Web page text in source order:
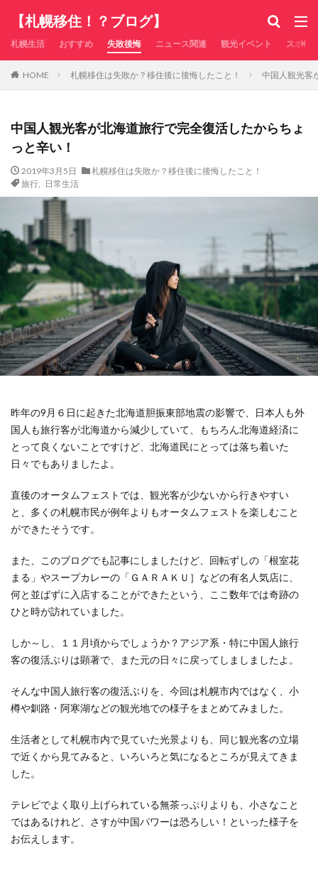
【札幌移住！？ブログ】
札幌生活 おすすめ 失敗後悔 ニュース関連 観光イベント スポー
HOME 札幌移住は失敗か？移住後に後悔したこと！ 中国人観光客
中国人観光客が北海道旅行で完全復活したからちょ
っと辛い！
2019年3月5日
札幌移住は失敗か？移住後に後悔したこと！
旅行, 日常生活
昨年の9月６日に起きた北海道胆振東部地震の影響で、日本人も外
国人も旅行客が北海道から減少していて、もちろん北海道経済に
とって良くないことですけど、北海道民にとっては落ち着いた
日々でもありましたよ。
直後のオータムフェストでは、観光客が少ないから行きやすい
と、多くの札幌市民が例年よりもオータムフェストを楽しむこと
ができたそうです。
また、このブログでも記事にしましたけど、回転ずしの「根室花
まる」やスープカレーの「ＧＡＲＡＫＵ］などの有名人気店に、
何と並ばずに入店することができたという、ここ数年では奇跡の
ひと時が訪れていました。
しか～し、１１月頃からでしょうか？アジア系・特に中国人旅行
客の復活ぶりは顕著で、また元の日々に戻ってしましましたよ。
そんな中国人旅行客の復活ぶりを、今回は札幌市内ではなく、小
樽や釧路・阿寒湖などの観光地での様子をまとめてみました。
生活者として札幌市内で見ていた光景よりも、同じ観光客の立場
で近くから見てみると、いろいろと気になるところが見えてきま
した。
テレビでよく取り上げられている無茶っぷりよりも、小さなこと
ではあるけれど、さすが中国パワーは恐ろしい！といった様子を
お伝えします。